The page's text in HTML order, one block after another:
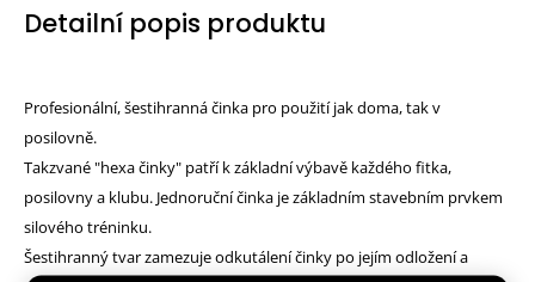
Detailní popis produktu
Profesionální, šestihranná činka pro použití jak doma, tak v
posilovně.
Takzvané "hexa činky" patří k základní výbavě každého fitka,
posilovny a klubu. Jednoruční činka je základním stavebním prvkem
silového tréninku.
Šestihranný tvar zamezuje odkutálení činky po jejím odložení a